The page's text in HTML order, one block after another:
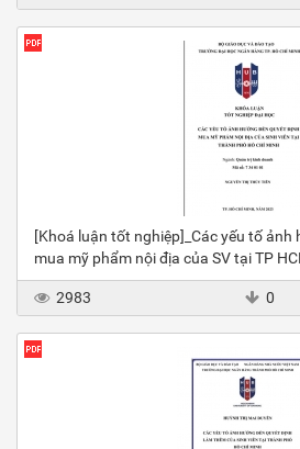
[Khoá luận tốt nghiệp]_Các yếu tố ảnh
mua mỹ phẩm nội địa của SV tại TP
2983 0